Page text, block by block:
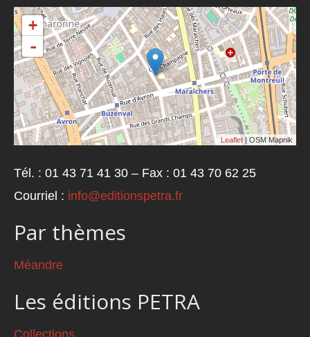
+
-
Leaflet | OSM Mapnik
Tél. : 01 43 71 41 30 – Fax : 01 43 70 62 25
Courriel : info@editionspetra.fr
Par thèmes
Méandre
Les éditions PETRA
Collections